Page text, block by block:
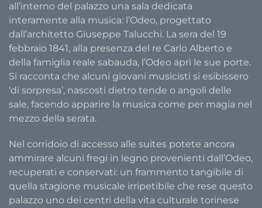
all’interno del palazzo una sala dedicata
interamente alla musica: l’Odeo, progettato
dall’architetto Giuseppe Talucchi. La sera del 19
febbraio 1841, alla presenza del re Carlo Alberto e
della famiglia reale sabauda, l’Odeo aprì le sue porte.
Si racconta che alcuni giovani musicisti si esibissero
‘di sorpresa’, nascosti dietro tende o angoli delle
sale, facendo apparire la musica come per magia nel
mezzo della serata.
Nel corridoio di accesso alle suites potete ancora
ammirare alcuni fregi in legno provenienti dall’Odeo,
recuperati e conservati: un frammento tangibile di
quella stagione musicale irripetibile che rese questo
palazzo uno dei centri della vita culturale torinese